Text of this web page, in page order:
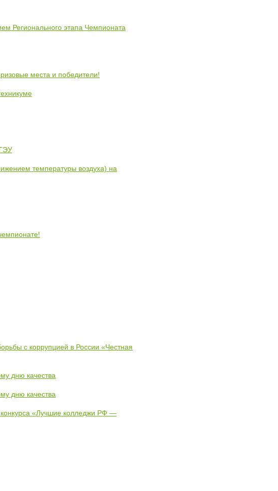
Регионального этапа Чемпионата
места и победители!
температуры воздуха) на
с коррупцией в России «Честная
дню качества
дню качества
конкурса «Лучшие колледжи РФ —